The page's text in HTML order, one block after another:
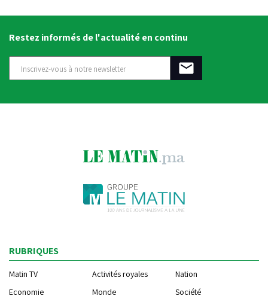
Restez informés de l'actualité en continu
RUBRIQUES
Matin TV Activités royales
Nation
Economie
Monde
Société